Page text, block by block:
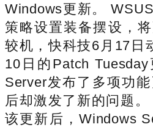
Windows更新。
策略设置装备摆设，
较机，快科技6月17日
10日的Patch
Server发布了多项功
后却激发了新的问题
该更新后，Windows